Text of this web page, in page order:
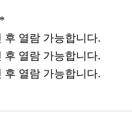
후 열람 가능합니다.
후 열람 가능합니다.
후 열람 가능합니다.